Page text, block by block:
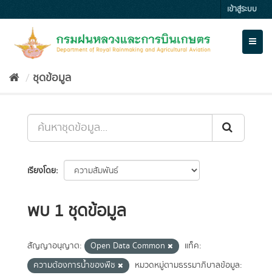
to
เข้าสู่ระบบ
ชุดข้อมูล
เรียงโดย
พบ 1 ชุดข้อมูล
สัญญาอนุญาต: Open Data Common
แท็ค:
ความต้องการน้ำของพืช
หมวดหมู่ตามธรรมาภิบาลข้อมูล: